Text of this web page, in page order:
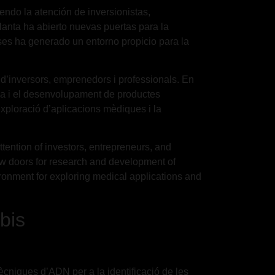
la atención de inversionistas,
ha abierto nuevas puertas para la
ha generado un entorno propicio para la
emprenedors i professionals. En
i el desenvolupament de productes
d’aplicacions mèdiques i la
of investors, entrepreneurs, and
doors for research and development of
for exploring medical applications and
d’ADN per a la identificació de les